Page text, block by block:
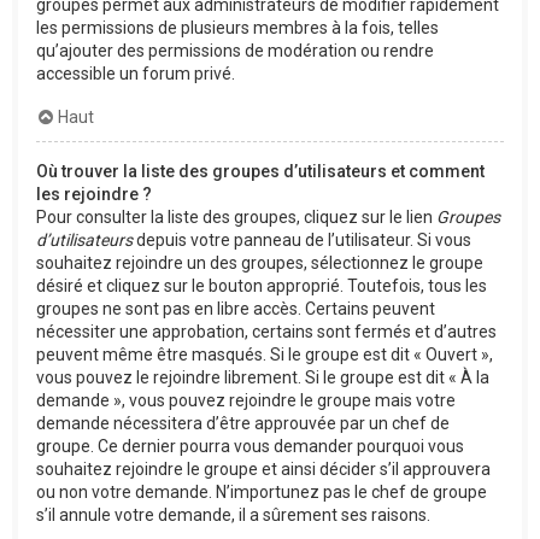
groupes permet aux administrateurs de modifier rapidement
les permissions de plusieurs membres à la fois, telles
qu’ajouter des permissions de modération ou rendre
accessible un forum privé.
Haut
Où trouver la liste des groupes d’utilisateurs et comment
les rejoindre ?
Pour consulter la liste des groupes, cliquez sur le lien Groupes
d’utilisateursdepuis votre panneau de l’utilisateur. Si vous
souhaitez rejoindre un des groupes, sélectionnez le groupe
désiré et cliquez sur le bouton approprié. Toutefois, tous les
groupes ne sont pas en libre accès. Certains peuvent
nécessiter une approbation, certains sont fermés et d’autres
peuvent même être masqués. Si le groupe est dit « Ouvert »,
vous pouvez le rejoindre librement. Si le groupe est dit « À la
demande », vous pouvez rejoindre le groupe mais votre
demande nécessitera d’être approuvée par un chef de
groupe. Ce dernier pourra vous demander pourquoi vous
souhaitez rejoindre le groupe et ainsi décider s’il approuvera
ou non votre demande. N’importunez pas le chef de groupe
s’il annule votre demande, il a sûrement ses raisons.